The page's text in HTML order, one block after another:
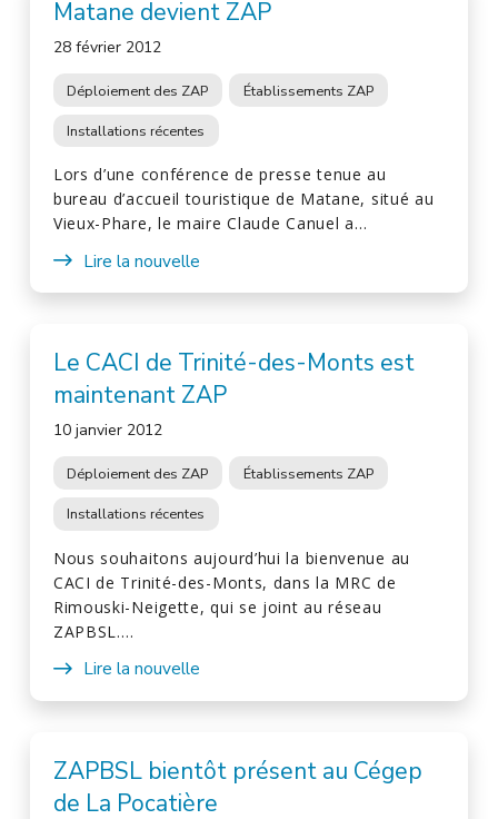
Matane devient ZAP
28 février 2012
Déploiement des ZAP Établissements ZAP
Installations récentes
Lors d’une conférence de presse tenue au
bureau d’accueil touristique de Matane, situé au
Vieux-Phare, le maire Claude Canuel a…
Lire la nouvelle
Le CACI de Trinité-des-Monts est
maintenant ZAP
10 janvier 2012
Déploiement des ZAP Établissements ZAP
Installations récentes
Nous souhaitons aujourd’hui la bienvenue au
CACI de Trinité-des-Monts, dans la MRC de
Rimouski-Neigette, qui se joint au réseau
ZAPBSL.…
Lire la nouvelle
ZAPBSL bientôt présent au Cégep
de La Pocatière